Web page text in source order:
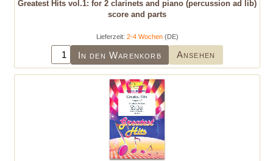
Greatest Hits vol.1: for 2 clarinets and piano (percussion ad lib)
score and parts
Lieferzeit: 2-4 Wochen(DE)
In den Warenkorb Ansehen